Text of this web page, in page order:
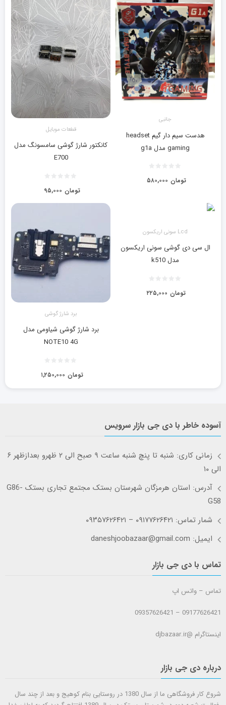
جانبی
هدست سیم دار گیم headset
gaming مدل g1a
۵۸۰,۰۰۰ تومان
قطعات موبایل
کانکتور شارژ گوشی سامسونگ مدل
E700
۹۵,۰۰۰ تومان
Lcd سونی اریکسون
ال سی دی گوشی سونی اریکسون
مدل k510
۲۲۵,۰۰۰ تومان
برد شارژ گوشی
برد شارژ گوشی شیاومی مدل
NOTE10 4G
۱,۲۵۰,۰۰۰ تومان
آسوده خاطر با دی جی بازار سرویس
زمانی کاری: شنبه تا پنچ شنبه ساعت ۹ صبح الی ۲ ظهرو بعدازظهر ۶
الی ۱۰
آدرس: استان هرمزگان شهرستان بستک مجتمع تجاری بستک G86-
G58
شمار تماس: ۰۹۱۷۷۶۲۶۴۲۱ – ۰۹۳۵۷۶۲۶۴۲۱
ایمیل: daneshjoobazaar@gmail.com
تماس با دی جی بازار
تماس – واتس اپ
09177626421 – 09357626421
اینستاگرام @djbazaar.ir
درباره دی جی بازار
شروع کار فروشگاهی ما از سال 1380 در روستایی بنام کوهیج و بعد از چند سال